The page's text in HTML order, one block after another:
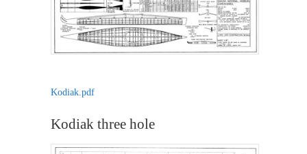
Kodiak.pdf
Kodiak three hole